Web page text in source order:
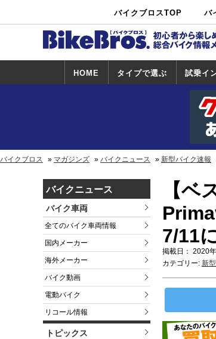
バイクブロスTOP バ
中
ク
カ
索
シ
索
HOME タイプで選ぶ 試乗イ
試乗イ
一覧
ホンダ
ヤマハ
スズキ
カワサ
ハーレ
BMW
トライ
ドゥカ
バイクブロス マガジンズ バイクニュース 新型バイク速報
バイクニュース
バイク車両
全てのバイク車両情報
国内メーカー
海外メーカー
バイク動画
電動バイク
リコール情報
トピックス
【ベ
7/11
掲載日： 2020
カテゴリー: 新